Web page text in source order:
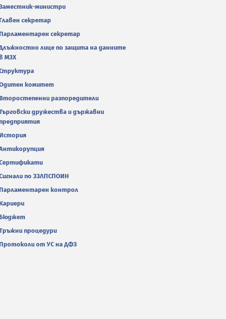
министри
секретар
секретар
лице по защита на данните
МЗХ
комитет
разпоредители
дружества и държавни
по ЗЗЛПСПОИН
контрол
процедури
от УС на ДФЗ